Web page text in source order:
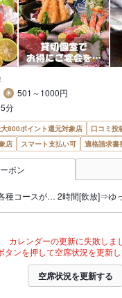
501～1000円
分
大800ポイント還元対象店
口コミ投
店
スマート支払い可 適格請求書
ポン
コースが… 2時間[飲放]⇒ゆ
カレンダーの更新に失敗しま
タンを押して空席状況を更新し
空席状況を更新する